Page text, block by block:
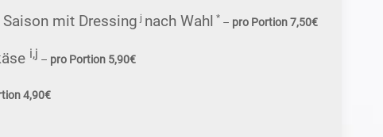
mit Dressing j nach Wahl * – pro Portion 7,50€
i,j – pro Portion 5,90€
4,90€